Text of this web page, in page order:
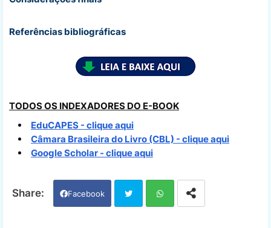
Referências bibliográficas
TODOS OS INDEXADORES DO E-BOOK
EduCAPES - clique aqui
Câmara Brasileira do Livro (CBL) - clique aqui
Google Scholar - clique aqui
Facebook